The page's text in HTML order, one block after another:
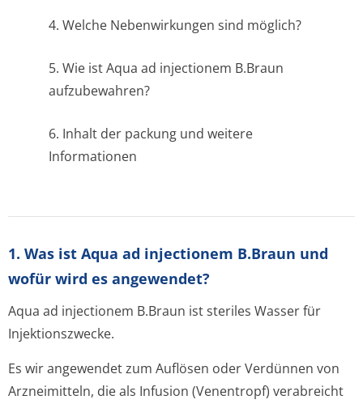
4. Welche Nebenwirkungen sind möglich?
5. Wie ist Aqua ad injectionem B.Braun
aufzubewahren?
6. Inhalt der packung und weitere
Informationen
1. Was ist Aqua ad injectionem B.Braun und
wofür wird es angewendet?
Aqua ad injectionem B.Braun ist steriles Wasser für
Injektionszwecke.
Es wir angewendet zum Auflösen oder Verdünnen von
Arzneimitteln, die als Infusion (Venentropf) verabreicht